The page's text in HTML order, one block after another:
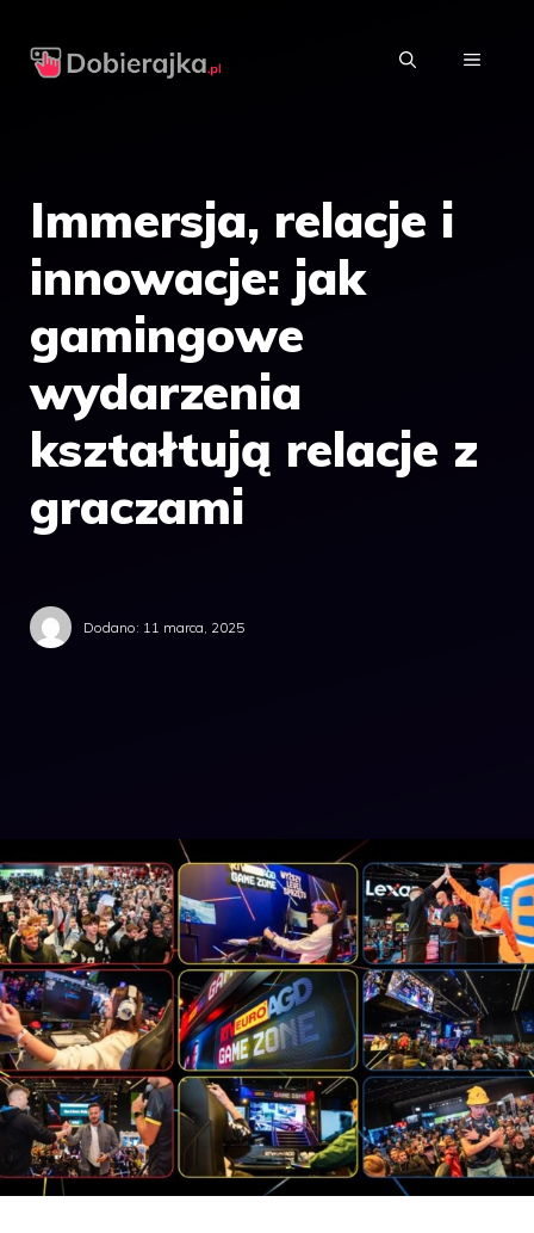
MENU
Immersja, relacje i
innowacje: jak
gamingowe
wydarzenia
kształtują relacje z
graczami
Dodano: 11 marca, 2025